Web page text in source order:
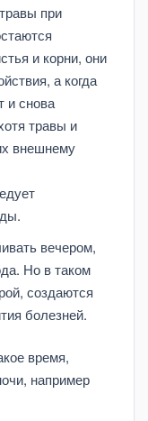
при
и корни, они
а когда
и снова
травы и
внешнему
вечером,
Но в таком
создаются
болезней.
время,
например